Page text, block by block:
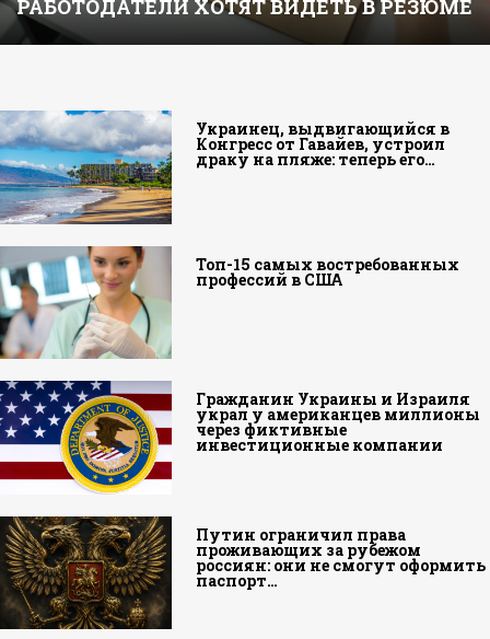
РАБОТОДАТЕЛИ ХОТЯТ ВИДЕТЬ В РЕЗЮМЕ
Украинец, выдвигающийся в
Конгресс от Гавайев, устроил
драку на пляже: теперь его…
Топ-15 самых востребованных
профессий в США
Гражданин Украины и Израиля
украл у американцев миллионы
через фиктивные
инвестиционные компании
Путин ограничил права
проживающих за рубежом
россиян: они не смогут оформить
паспорт…